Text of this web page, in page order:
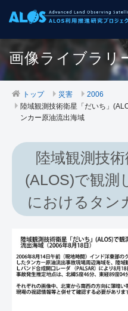
画像ライブラリ
トップ 災害
2006
陸域観測技術衛星「だいち」
ンカー原油流出海域
陸域観測技術
(ALOS)で観測
におけるタン